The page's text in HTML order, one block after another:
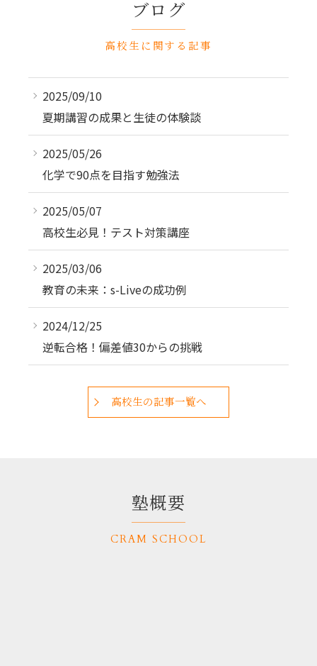
ブログ
高校生に関する記事
2025/09/10
夏期講習の成果と生徒の体験談
2025/05/26
化学で90点を目指す勉強法
2025/05/07
高校生必見！テスト対策講座
2025/03/06
教育の未来：s-Liveの成功例
2024/12/25
逆転合格！偏差値30からの挑戦
高校生の記事一覧へ
塾概要
CRAM SCHOOL